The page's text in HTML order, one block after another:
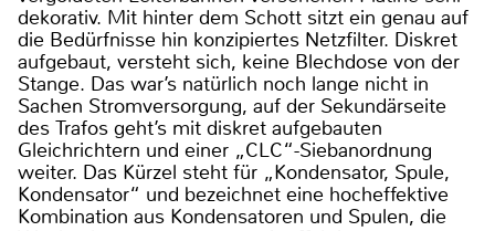
dekorativ. Mit hinter dem Schott sitzt ein genau auf
die Bedürfnisse hin konzipiertes Netzfilter. Diskret
aufgebaut, versteht sich, keine Blechdose von der
Stange. Das war’s natürlich noch lange nicht in
Sachen Stromversorgung, auf der Sekundärseite
des Trafos geht’s mit diskret aufgebauten
Gleichrichtern und einer „CLC“-Siebanordnung
weiter. Das Kürzel steht für „Kondensator, Spule,
Kondensator“ und bezeichnet eine hocheffektive
Kombination aus Kondensatoren und Spulen, die